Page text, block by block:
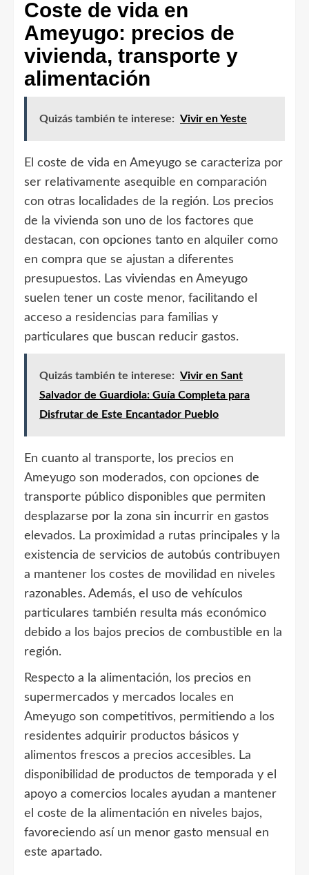
Coste de vida en
Ameyugo: precios de
vivienda, transporte y
alimentación
Quizás también te interese: Vivir en Yeste
El coste de vida en Ameyugo se caracteriza por
ser relativamente asequible en comparación
con otras localidades de la región. Los precios
de la vivienda son uno de los factores que
destacan, con opciones tanto en alquiler como
en compra que se ajustan a diferentes
presupuestos. Las viviendas en Ameyugo
suelen tener un coste menor, facilitando el
acceso a residencias para familias y
particulares que buscan reducir gastos.
Quizás también te interese: Vivir en Sant
Salvador de Guardiola: Guía Completa para
Disfrutar de Este Encantador Pueblo
En cuanto al transporte, los precios en
Ameyugo son moderados, con opciones de
transporte público disponibles que permiten
desplazarse por la zona sin incurrir en gastos
elevados. La proximidad a rutas principales y la
existencia de servicios de autobús contribuyen
a mantener los costes de movilidad en niveles
razonables. Además, el uso de vehículos
particulares también resulta más económico
debido a los bajos precios de combustible en la
región.
Respecto a la alimentación, los precios en
supermercados y mercados locales en
Ameyugo son competitivos, permitiendo a los
residentes adquirir productos básicos y
alimentos frescos a precios accesibles. La
disponibilidad de productos de temporada y el
apoyo a comercios locales ayudan a mantener
el coste de la alimentación en niveles bajos,
favoreciendo así un menor gasto mensual en
este apartado.